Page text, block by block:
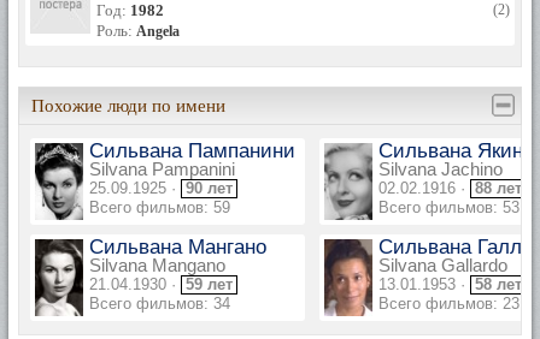
Год: 1982
Роль: Angela
(2)
Похожие люди по имени
Сильвана Пампанини
Silvana Pampanini
25.09.1925 · 90 лет
Всего фильмов: 59
Сильвана Якино
Silvana Jachino
02.02.1916 · 88 лет
Всего фильмов: 53
Сильвана Мангано
Silvana Mangano
21.04.1930 · 59 лет
Всего фильмов: 34
Сильвана
Silvana Gallardo
13.01.1953 · 58 лет
Всего фильмов: 23